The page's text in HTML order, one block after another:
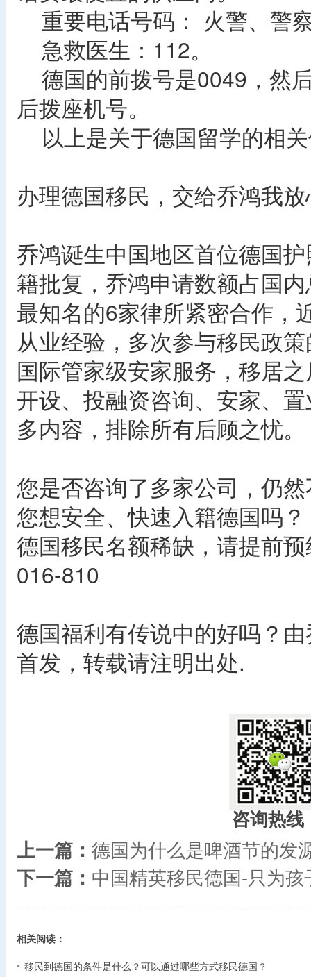
重要电话号码： 火警、警
急救医生：112。
德国的前拨号是0049，然
后拨座机号。
以上是关于德国留学的相
办理德国移民，交给乔鸿我
乔鸿诞生中国地区首位德国
籍批复，乔鸿申请数额占国
最知名的6家律所紧密合作，
从业经验，多次参与移民政
国际管家级安家服务，移居
开设、投融资咨询、安家、
多内容，排除所有后顾之忧。
您是否咨询了多家公司，仍
您想安全、快速入籍德国吗？
德国移民名额稀缺，请提前
016-810
德国福利有传说中的好吗？由
首发，转载请注明出处.
咨询热线
上一篇： 德国为什么是啤酒节的发
下一篇： 中国精英移民德国-只为孩
相关阅读：
移民到德国的条件是什么？可以通过哪些方式移民德国？